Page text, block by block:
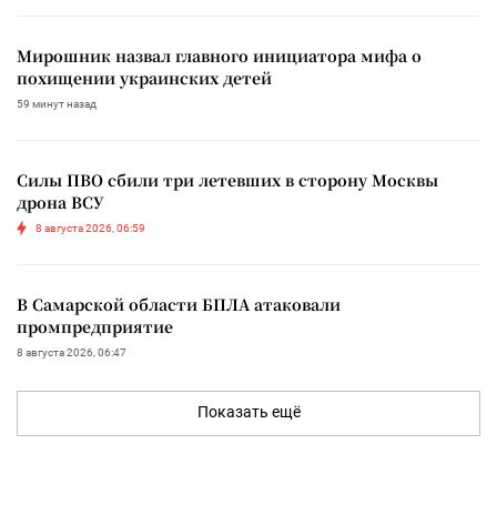
Мирошник назвал главного инициатора мифа о
похищении украинских детей
59 минут назад
Силы ПВО сбили три летевших в сторону Москвы
дрона ВСУ
8 августа 2026, 06:59
В Самарской области БПЛА атаковали
промпредприятие
8 августа 2026, 06:47
Показать ещё